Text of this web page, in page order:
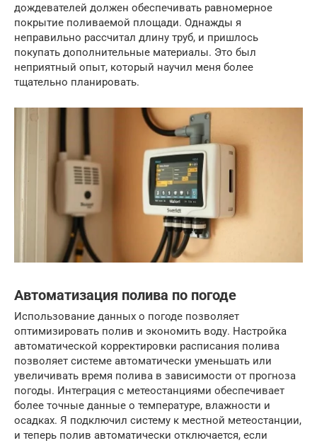
дождевателей должен обеспечивать равномерное
покрытие поливаемой площади. Однажды я
неправильно рассчитал длину труб, и пришлось
покупать дополнительные материалы. Это был
неприятный опыт, который научил меня более
тщательно планировать.
Автоматизация полива по погоде
Использование данных о погоде позволяет
оптимизировать полив и экономить воду. Настройка
автоматической корректировки расписания полива
позволяет системе автоматически уменьшать или
увеличивать время полива в зависимости от прогноза
погоды. Интеграция с метеостанциями обеспечивает
более точные данные о температуре, влажности и
осадках. Я подключил систему к местной метеостанции,
и теперь полив автоматически отключается, если